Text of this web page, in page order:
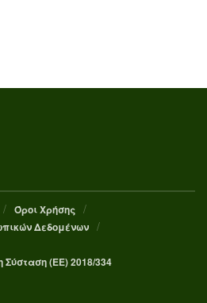
Όροι Χρήσης
Δεδομένων
(ΕΕ) 2018/334